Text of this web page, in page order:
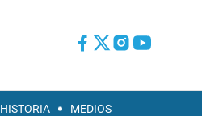
HISTORIA MEDIOS